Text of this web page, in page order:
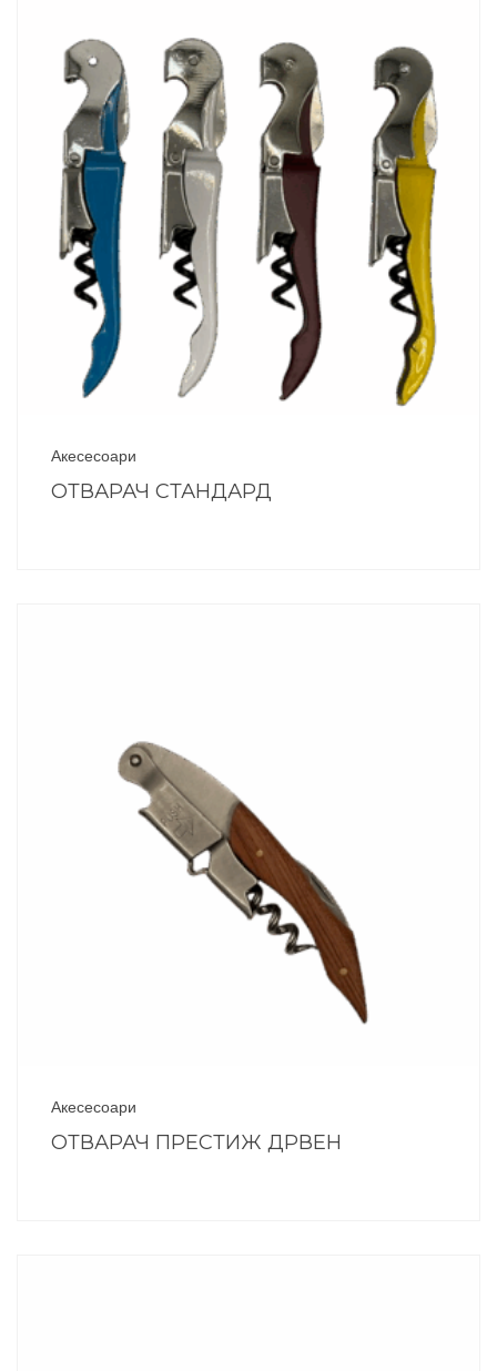
Акесесоари
ОТВАРАЧ СТАНДАРД
Акесесоари
ОТВАРАЧ ПРЕСТИЖ ДРВЕН